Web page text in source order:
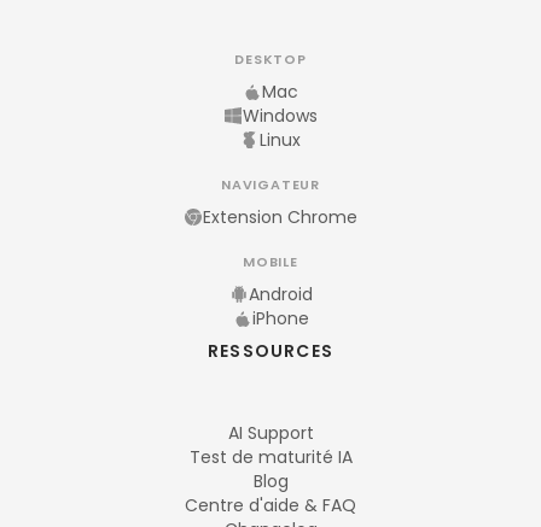
DESKTOP
Mac
Windows
Linux
NAVIGATEUR
Extension Chrome
MOBILE
Android
iPhone
RESSOURCES
AI Support
Test de maturité IA
Blog
Centre d'aide & FAQ